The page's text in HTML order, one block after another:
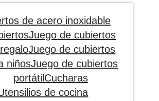
de acero inoxidable
Juego de cubiertos
Juego de cubiertos
niñosJuego de cubiertos
portátil Cucharas
de cocina